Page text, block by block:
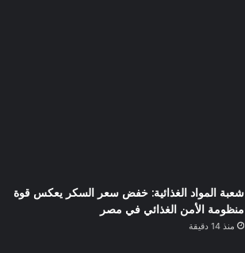
شعبة المواد الغذائية: خفض سعر السكر يعكس قوة
منظومة الأمن الغذائي في مصر
منذ 14 دقيقة